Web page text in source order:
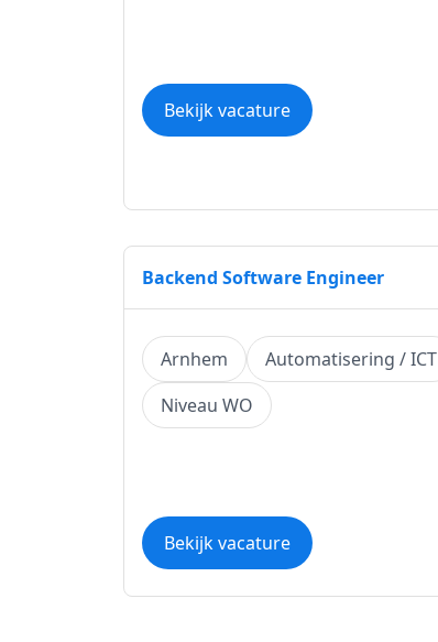
Bekijk vacature
Backend Software Engineer
Arnhem Automatisering / ICT
Niveau WO
Bekijk vacature